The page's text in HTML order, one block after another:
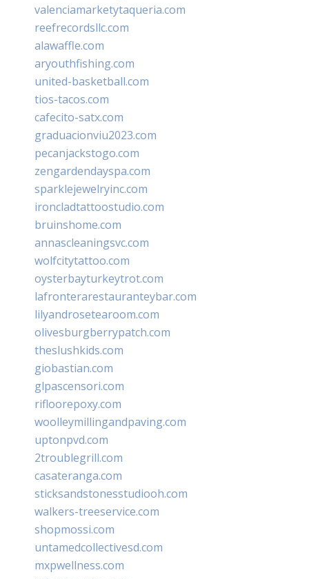
valenciamarketytaqueria.com
reefrecordsllc.com
alawaffle.com
aryouthfishing.com
united-basketball.com
tios-tacos.com
cafecito-satx.com
graduacionviu2023.com
pecanjackstogo.com
zengardendayspa.com
sparklejewelryinc.com
ironcladtattoostudio.com
bruinshome.com
annascleaningsvc.com
wolfcitytattoo.com
oysterbayturkeytrot.com
lafronterarestauranteybar.com
lilyandrosetearoom.com
olivesburgberrypatch.com
theslushkids.com
giobastian.com
glpascensori.com
rifloorepoxy.com
woolleymillingandpaving.com
uptonpvd.com
2troublegrill.com
casateranga.com
sticksandstonesstudiooh.com
walkers-treeservice.com
shopmossi.com
untamedcollectivesd.com
mxpwellness.com